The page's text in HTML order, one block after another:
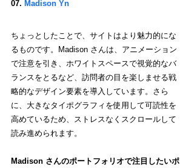
07. Madison Yn
ちょっとしたことで、サイトはより魅力的にな
るものです。Madison さんは、アニメーション
で注意を引き、ホワイトスペースで視覚的なバ
ランスをとるなど、訪問者の目を楽しませる戦
略的なデザイン要素を導入しています。さら
に、大きなタイポグラフィを使用して可読性を
高めているため、ストレスなくスクロールして
読み進められます。
Madison さんのポートフォリオで注目したいポ